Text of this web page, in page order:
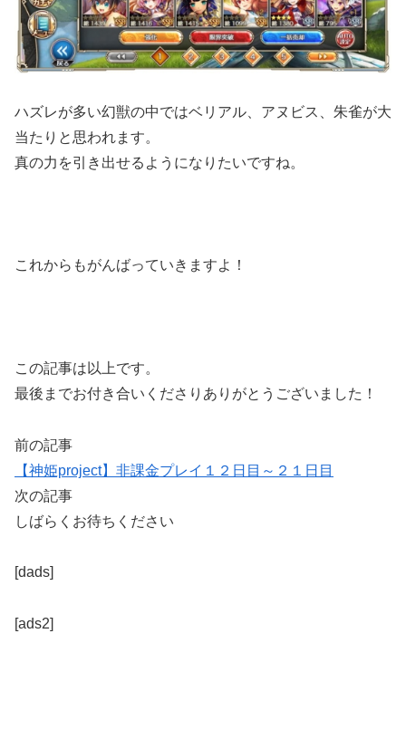
ハズレが多い幻獣の中ではベリアル、アヌビス、朱雀が大
当たりと思われます。
真の力を引き出せるようになりたいですね。
これからもがんばっていきますよ！
この記事は以上です。
最後までお付き合いくださりありがとうございました！
前の記事
【神姫project】非課金プレイ１２日目～２１日目
次の記事
しばらくお待ちください
[dads]
[ads2]